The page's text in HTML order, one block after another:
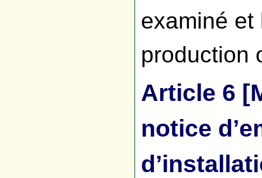
examiné et
production
Article 6
notice